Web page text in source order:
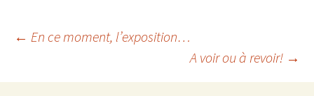
Navigation
← En ce moment, l’exposition…
A voir ou à revoir! →